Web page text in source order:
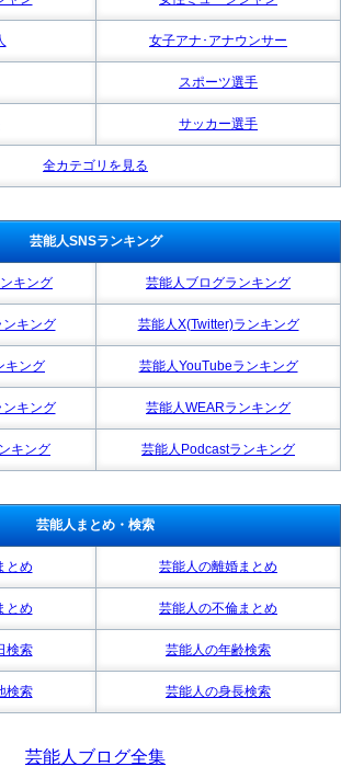
女子アナ･アナウンサー
スポーツ選手
サッカー選手
全カテゴリを見る
芸能人SNSランキング
キング 芸能人ブログランキング
キング 芸能人X(Twitter)ランキング
キング 芸能人YouTubeランキング
キング 芸能人WEARランキング
キング 芸能人Podcastランキング
芸能人まとめ・検索
とめ 芸能人の離婚まとめ
とめ 芸能人の不倫まとめ
検索 芸能人の年齢検索
検索 芸能人の身長検索
芸能人ブログ全集